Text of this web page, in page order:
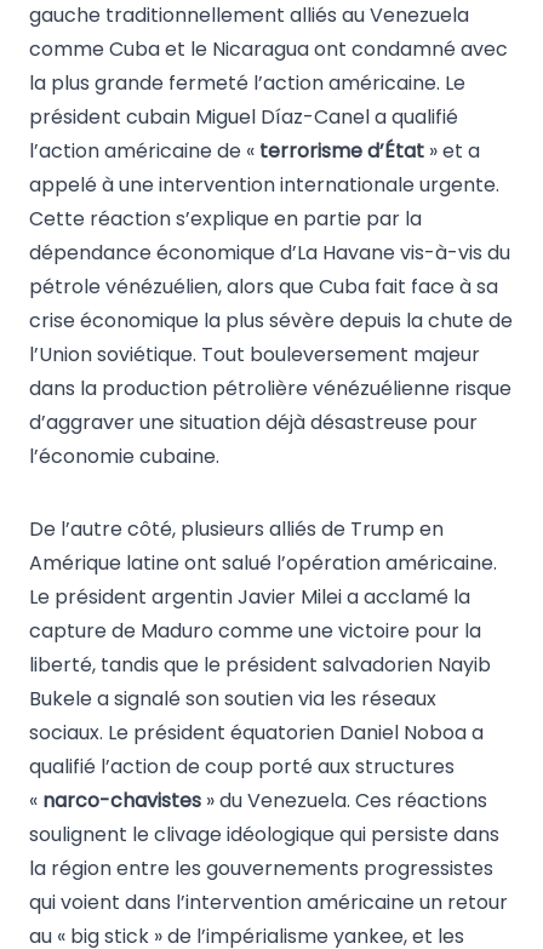
gauche traditionnellement alliés au Venezuela
comme Cuba et le Nicaragua ont condamné avec
la plus grande fermeté l’action américaine. Le
président cubain Miguel Díaz-Canel a qualifié
l’action américaine de « terrorisme d’État » et a
appelé à une intervention internationale urgente.
Cette réaction s’explique en partie par la
dépendance économique d’La Havane vis-à-vis du
pétrole vénézuélien, alors que Cuba fait face à sa
crise économique la plus sévère depuis la chute de
l’Union soviétique. Tout bouleversement majeur
dans la production pétrolière vénézuélienne risque
d’aggraver une situation déjà désastreuse pour
l’économie cubaine.
De l’autre côté, plusieurs alliés de Trump en
Amérique latine ont salué l’opération américaine.
Le président argentin Javier Milei a acclamé la
capture de Maduro comme une victoire pour la
liberté, tandis que le président salvadorien Nayib
Bukele a signalé son soutien via les réseaux
sociaux. Le président équatorien Daniel Noboa a
qualifié l’action de coup porté aux structures
« narco-chavistes » du Venezuela. Ces réactions
soulignent le clivage idéologique qui persiste dans
la région entre les gouvernements progressistes
qui voient dans l’intervention américaine un retour
au « big stick » de l’impérialisme yankee, et les